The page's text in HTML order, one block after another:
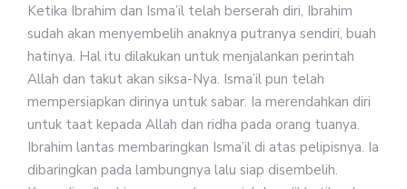
Ketika Ibrahim dan Isma’il telah berserah diri, Ibrahim
sudah akan menyembelih anaknya putranya sendiri, buah
hatinya. Hal itu dilakukan untuk menjalankan perintah
Allah dan takut akan siksa-Nya. Isma’il pun telah
mempersiapkan dirinya untuk sabar. Ia merendahkan diri
untuk taat kepada Allah dan ridha pada orang tuanya.
Ibrahim lantas membaringkan Isma’il di atas pelipisnya. Ia
dibaringkan pada lambungnya lalu siap disembelih.